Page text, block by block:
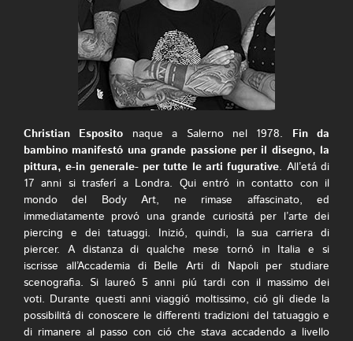
Christian Esposito naque a Salerno nel 1978. Fin da
bambino manifestó una grande passione per il disegno, la
pittura, e-in generale- per tutte le arti fugurative. All’etá di
17 anni si trasferí a Londra. Qui entró in contatto con il
mondo del Body Art, ne rimase affascinato, ed
immediatamente provó una grande curiositá per l’arte dei
piercing e dei tatuaggi. Inizió, quindi, la sua carriera di
piercer. A distanza di qualche mese tornó in Italia e si
iscrisse all’Accademia di Belle Arti di Napoli per studiare
scenografia. Si laureó 5 anni piú tardi con il massimo dei
voti. Durante questi anni viaggió moltissimo, ció gli diede la
possibilitá di conoscere le differenti tradizioni del tatuaggio e
di rimanere al passo con ció che stava accadendo a livello